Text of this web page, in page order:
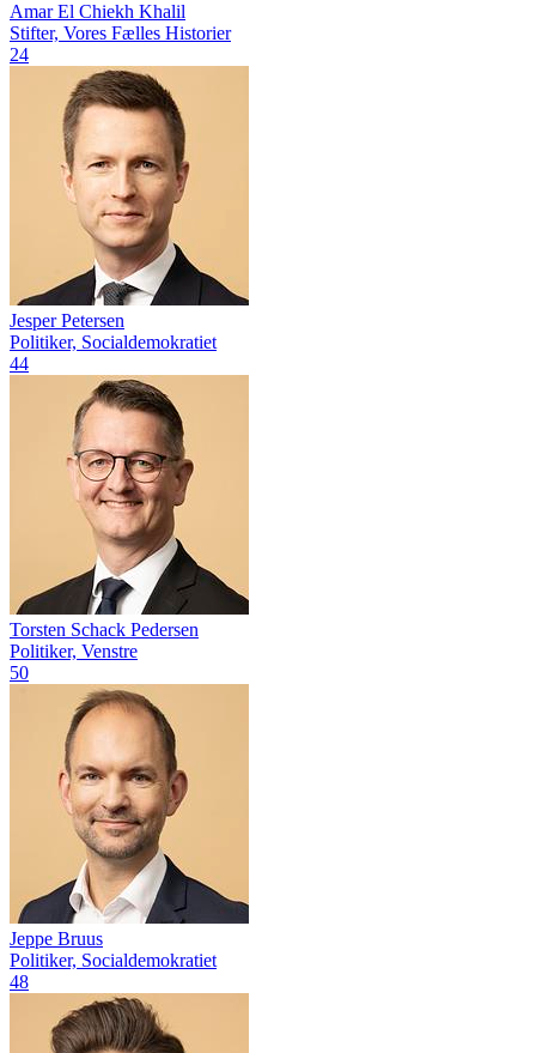
Amar El Chiekh Khalil
Stifter, Vores Fælles Historier
24
Jesper Petersen
Politiker, Socialdemokratiet
44
Torsten Schack Pedersen
Politiker, Venstre
50
Jeppe Bruus
Politiker, Socialdemokratiet
48